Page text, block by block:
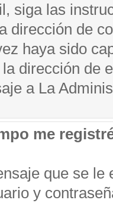
siga las
dirección de
haya sido
dirección de
a La
me
que se
y